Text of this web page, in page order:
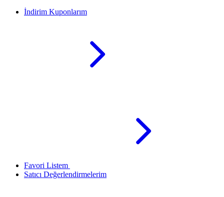
İndirim Kuponlarım
Favori Listem
Satıcı Değerlendirmelerim